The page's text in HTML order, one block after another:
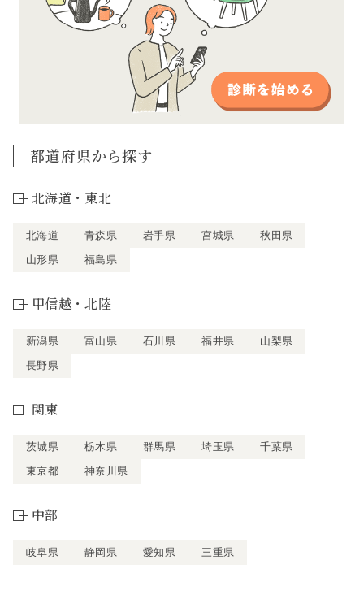
都道府県から探す
北海道・東北
北海道 青森県 岩手県 宮城県
秋田県
山形県
福島県
甲信越・北陸
新潟県 富山県 石川県 福井県
山梨県
長野県
関東
茨城県 栃木県 群馬県 埼玉県
千葉県
東京都
神奈川県
中部
岐阜県 静岡県 愛知県 三重県